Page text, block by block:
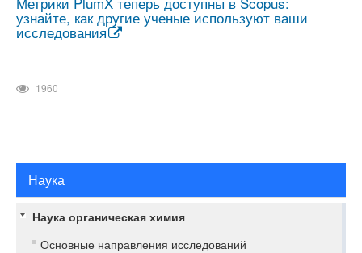
узнайте, как другие ученые используют ваши
исследования
1960
Наука
Наука органическая химия
Основные направления исследований